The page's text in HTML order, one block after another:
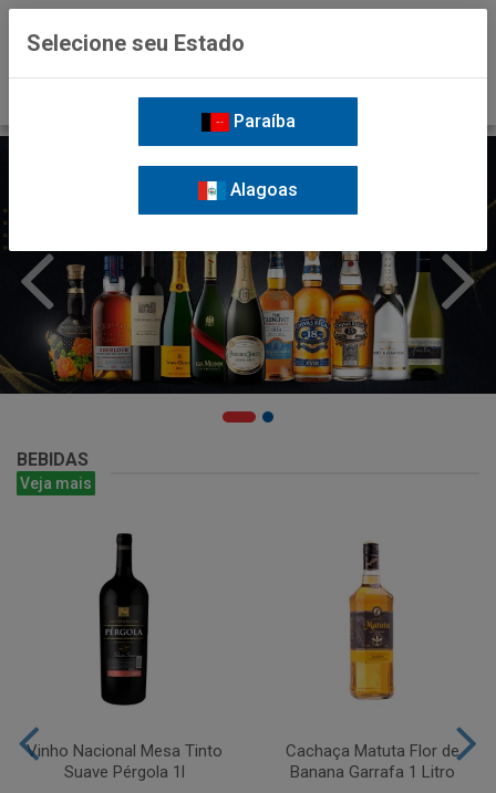
BEBIDAS
Veja mais
Vinho Nacional Mesa Tinto
Suave Pérgola 1l
Cachaça Matuta Flor de
Banana Garrafa 1 Litro
Selecione seu Estado
Paraíba
Alagoas